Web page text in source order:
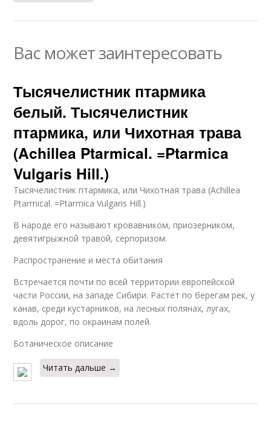
Вас может заинтересовать
Тысячелистник птармика
белый. Тысячелистник
птармика, или Чихотная трава
(Achillea Ptarmical. =Ptarmica
Vulgaris Hill.)
Тысячелистник птармика, или Чихотная трава (Achillea
Ptarmical. =Ptarmica Vulgaris Hill.)
В народе его называют кровавником, приозерником,
девятигрыжной травой, серпоризом.
Распространение и места обитания
Встречается почти по всей территории европейской
части России, на западе Сибири. Растет по берегам рек, у
канав, среди кустарников, на лесных полянах, лугах,
вдоль дорог, по окраинам полей.
Ботаническое описание
Читать дальше →